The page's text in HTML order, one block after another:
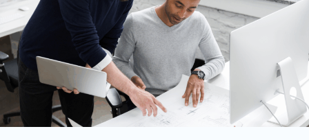
Gestão
Projectos
–
Planeamento
e